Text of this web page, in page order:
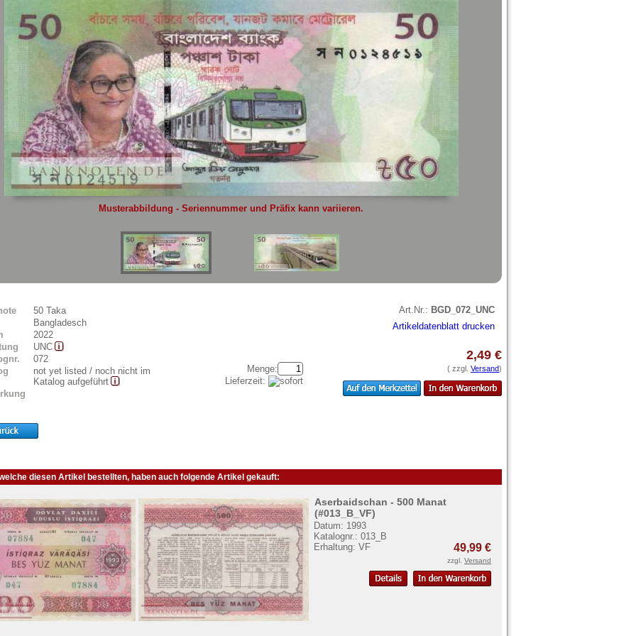
Musterabbildung - Seriennummer und Präfix kann variieren.
50 Taka
Bangladesch
2022
UNC
072
not yet listed / noch nicht im
Katalog aufgeführt
Art.Nr.: BGD_072_UNC
Artikeldatenblatt drucken
Menge:
Lieferzeit:
2,49 €
( zzgl. Versand)
diesen Artikel bestellten, haben auch folgende Artikel gekauft:
Aserbaidschan - 500 Manat
(#013_B_VF)
Datum: 1993
Katalognr.: 013_B
Erhaltung: VF
49,99 €
zzgl. Versand